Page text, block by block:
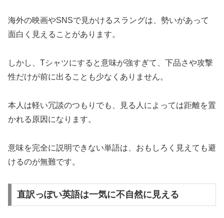
海外の映画やSNSで見かけるスラングは、勢いがあって
面白く見えることがあります。
しかし、Tシャツにすると意味が強すぎて、下品さや攻撃
性だけが前に出ることも少なくありません。
本人は軽い冗談のつもりでも、見る人によっては距離を置
かれる原因になります。
意味を完全に説明できない単語は、おもしろく見えても避
けるのが無難です。
直訳っぽい英語は一気に不自然に見える